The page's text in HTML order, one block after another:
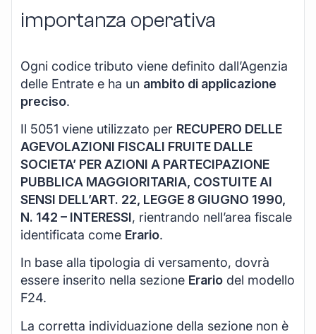
importanza operativa
Ogni codice tributo viene definito dall’Agenzia
delle Entrate e ha un ambito di applicazione
preciso.
Il 5051 viene utilizzato per RECUPERO DELLE
AGEVOLAZIONI FISCALI FRUITE DALLE
SOCIETA’ PER AZIONI A PARTECIPAZIONE
PUBBLICA MAGGIORITARIA, COSTUITE AI
SENSI DELL’ART. 22, LEGGE 8 GIUGNO 1990,
N. 142 – INTERESSI, rientrando nell’area fiscale
identificata come Erario.
In base alla tipologia di versamento, dovrà
essere inserito nella sezione Erario del modello
F24.
La corretta individuazione della sezione non è